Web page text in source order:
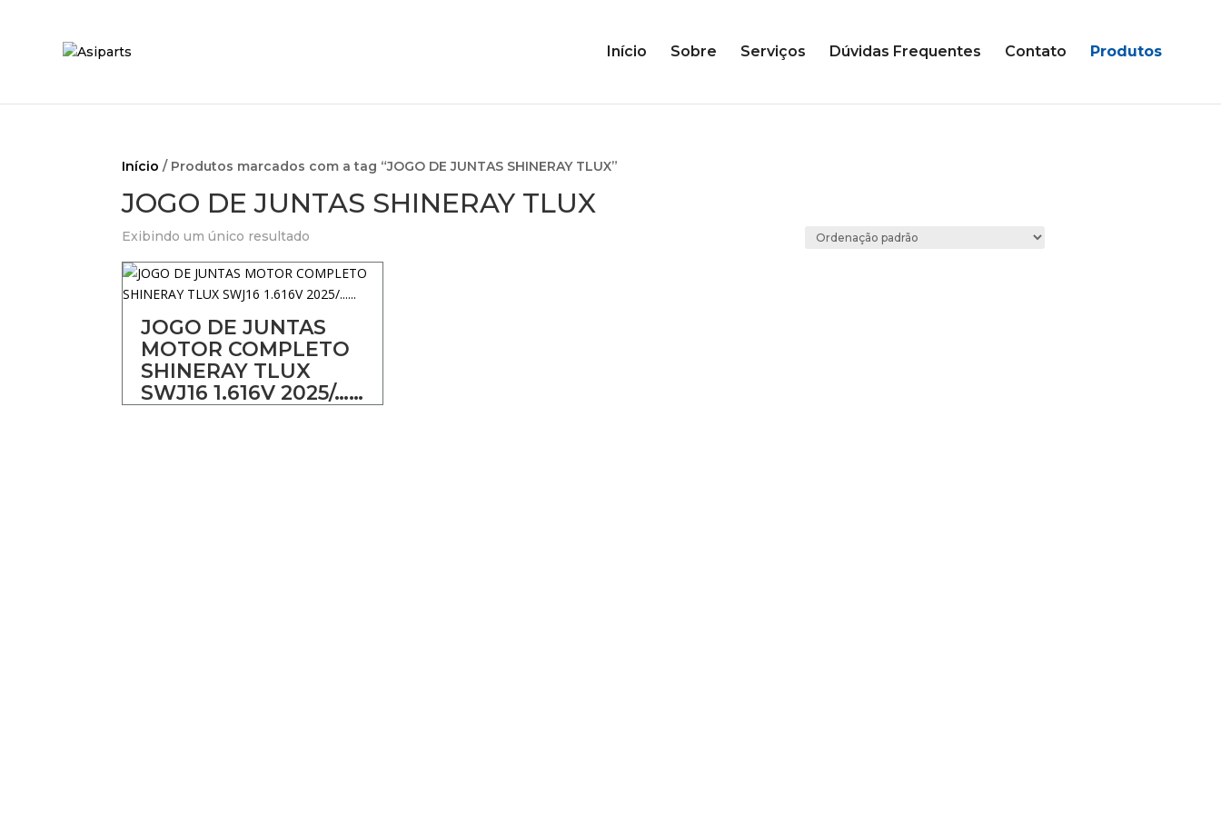
Início Sobre Serviços Dúvidas Frequentes Contato Produtos
Início / Produtos marcados com a tag “JOGO DE JUNTAS SHINERAY TLUX”
JOGO DE JUNTAS SHINERAY TLUX
Exibindo um único resultado
JOGO DE JUNTAS
MOTOR COMPLETO
SHINERAY TLUX
SWJ16 1.616V 2025/……